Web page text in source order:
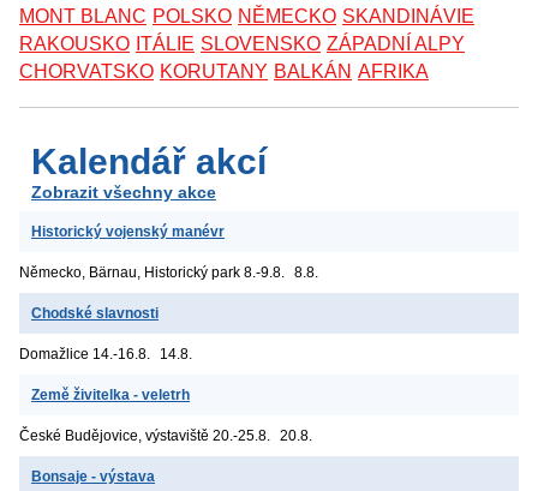
MONT BLANC POLSKO NĚMECKO SKANDINÁVIE
RAKOUSKO ITÁLIE SLOVENSKO ZÁPADNÍ ALPY
CHORVATSKO KORUTANY BALKÁN AFRIKA
Kalendář akcí
Zobrazit všechny akce
Historický vojenský manévr
Německo, Bärnau, Historický park 8.-9.8. 8.8.
Chodské slavnosti
Domažlice 14.-16.8. 14.8.
Země živitelka - veletrh
České Budějovice, výstaviště 20.-25.8. 20.8.
Bonsaje - výstava